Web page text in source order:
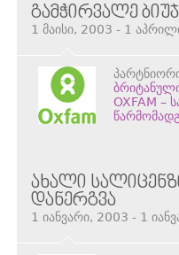
ᲒᲐᲛᲭᲘᲠᲕᲐᲚᲔ
1 მაისი, 2003 - 1
OXFAM –
ᲐᲮᲐᲚᲘ
ᲓᲐᲜᲔᲠᲒᲕᲐ
1 იანვარი, 2003 - 1